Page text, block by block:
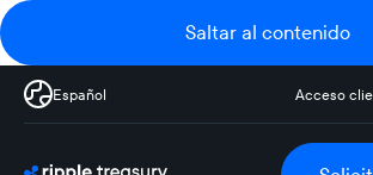
Saltar al contenido
Español Acceso